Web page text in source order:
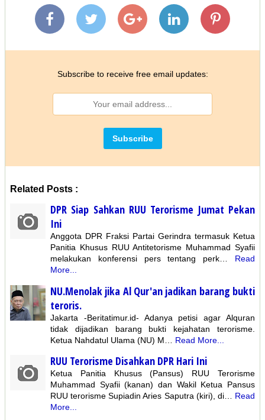
Subscribe to receive free email updates:
Related Posts :
DPR Siap Sahkan RUU Terorisme Jumat Pekan
Ini
Anggota DPR Fraksi Partai Gerindra termasuk Ketua
Panitia Khusus RUU Antitetorisme Muhammad Syafii
melakukan konferensi pers tentang perk…
Read
More...
NU.Menolak jika Al Qur'an jadikan barang bukti
teroris.
Jakarta -Beritatimur.id- Adanya petisi agar Alquran
tidak dijadikan barang bukti kejahatan terorisme.
Ketua Nahdatul Ulama (NU) M…
Read More...
RUU Terorisme Disahkan DPR Hari Ini
Ketua Panitia Khusus (Pansus) RUU Terorisme
Muhammad Syafii (kanan) dan Wakil Ketua Pansus
RUU terorisme Supiadin Aries Saputra (kiri), di… Read
More...